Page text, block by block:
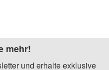
mehr!
und erhalte exklusive